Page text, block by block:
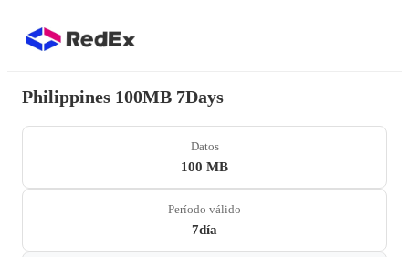
Philippines 100MB 7Days
Datos
100 MB
Período válido
7día